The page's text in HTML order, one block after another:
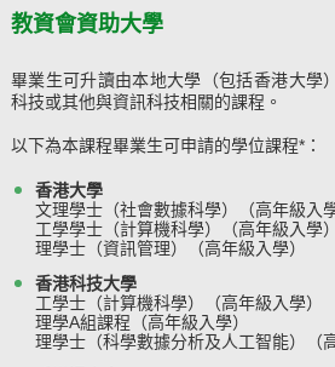
教資會資助大學
畢業生可升讀由本地大學（包括香港大學
科技或其他與資訊科技相關的課程。
以下為本課程畢業生可申請的學位課程*：
香港大學
文理學士（社會數據科學）
（高年級入
工學學士（計算機科學）（高年級入學）
理學士（資訊管理）（高年級入學）
香港科技大學
工學士（計算機科學）（高年級入學）
理學A組課程（高年級入學）
理學士（科學數據分析及人工智能）（